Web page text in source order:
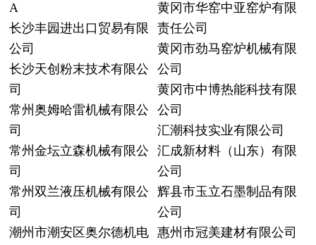
A
长沙丰园进出口贸易有限
公司
长沙天创粉末技术有限公
司
常州奥姆哈雷机械有限公
司
常州金坛立森机械有限公
司
常州双兰液压机械有限公
司
潮州市潮安区奥尔德机电
黄冈市华窑中亚窑炉有限
责任公司
黄冈市劲马窑炉机械有限
公司
黄冈市中博热能科技有限
公司
汇潮科技实业有限公司
汇成新材料（山东）有限
公司
辉县市玉立石墨制品有限
公司
惠州市冠美建材有限公司